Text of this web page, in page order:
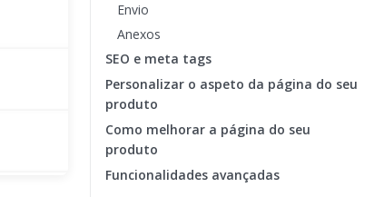
Envio
Anexos
SEO e meta tags
Personalizar o aspeto da página do seu
produto
Como melhorar a página do seu
produto
Funcionalidades avançadas